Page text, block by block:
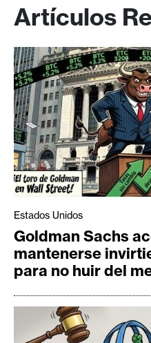
Artículos
Estados Unidos
Goldman Sachs
mantenerse
para no huir del